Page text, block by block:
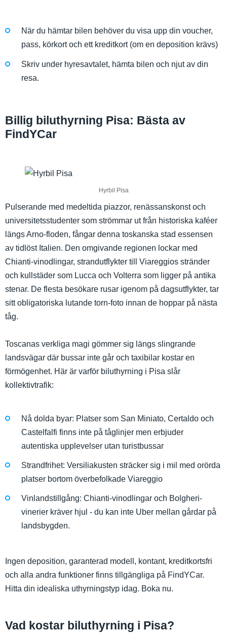
När du hämtar bilen behöver du visa upp din voucher,
pass, körkort och ett kreditkort (om en deposition krävs)
Skriv under hyresavtalet, hämta bilen och njut av din
resa.
Billig biluthyrning Pisa: Bästa av
FindYCar
Hyrbil Pisa
Pulserande med medeltida piazzor, renässanskonst och
universitetsstudenter som strömmar ut från historiska kaféer
längs Arno-floden, fångar denna toskanska stad essensen
av tidlöst Italien. Den omgivande regionen lockar med
Chianti-vinodlingar, strandutflykter till Viareggios stränder
och kullstäder som Lucca och Volterra som ligger på antika
stenar. De flesta besökare rusar igenom på dagsutflykter, tar
sitt obligatoriska lutande torn-foto innan de hoppar på nästa
tåg.
Toscanas verkliga magi gömmer sig längs slingrande
landsvägar där bussar inte går och taxibilar kostar en
förmögenhet. Här är varför biluthyrning i Pisa slår
kollektivtrafik:
Nå dolda byar: Platser som San Miniato, Certaldo och
Castelfalfi finns inte på tåglinjer men erbjuder
autentiska upplevelser utan turistbussar
Strandfrihet: Versiliakusten sträcker sig i mil med orörda
platser bortom överbefolkade Viareggio
Vinlandstillgång: Chianti-vinodlingar och Bolgheri-
vinerier kräver hjul - du kan inte Uber mellan gårdar på
landsbygden.
Ingen deposition, garanterad modell, kontant, kreditkortsfri
och alla andra funktioner finns tillgängliga på FindYCar.
Hitta din idealiska uthyrningstyp idag. Boka nu.
Vad kostar biluthyrning i Pisa?